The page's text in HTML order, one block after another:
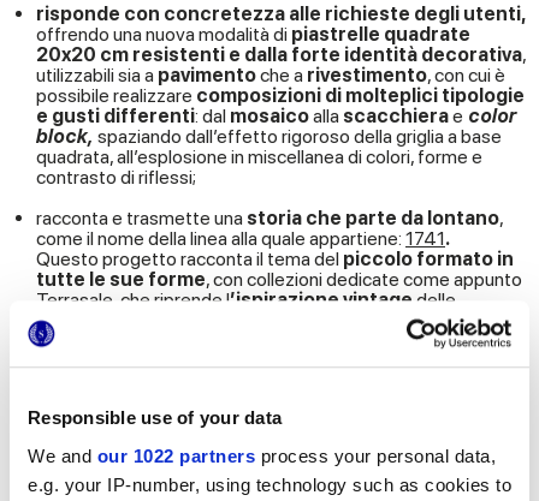
Responsible use of your data
We and our 1022 partners process your personal data,
e.g. your IP-number, using technology such as cookies to
risponde con concretezza alle richieste degli utenti,
offrendo una nuova modalità di piastrelle quadrate
20x20 cm resistenti e dalla forte identità decorativa,
utilizzabili sia a pavimentoche a rivestimento, con cui è
possibile realizzare composizioni di molteplici tipologie
e gusti differenti: dal mosaicoalla scacchierae color
block, spaziando dall’effetto rigoroso della griglia a base
quadrata, all’esplosione in miscellanea di colori, forme e
contrasto di riflessi;
racconta e trasmette una storia che parte da lontano,
come il nome della linea alla quale appartiene: 1741.
Questo progetto racconta il tema del piccolo formato in
tutte le sue forme, con collezioni dedicate come appunto
Terrasale, che riprende l’ispirazione vintage delle
piastrelle quadrate 20x20 cm a tema “cementina” e
“basaltina”
per riconfigurarle in maniera contemporanea,
creando un senso dimeravigliaescopertaper ambienti
Le ultime tendenze nel design dopo gli
Archiproducts Design Awards 2025